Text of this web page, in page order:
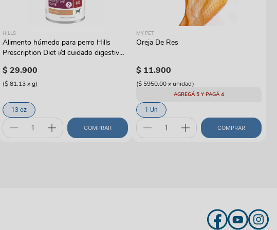
HILLS
Alimento húmedo para perro Hills
Prescription Diet i/d cuidado digestivo
$29.900
($ 81,13xg)
13 oz
COMPRAR
MY PET
Oreja De Res
$ 11.900
($ 5950,00xunidad)
AGREGÁ 5 Y PAGÁ 4
1 Un
COMPRAR